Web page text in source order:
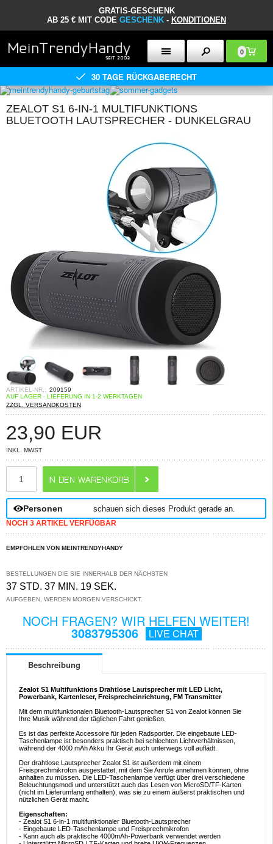
GRATIS-GESCHENK
AB 25 € MIT CODE GESCHENK - KONDITIONEN
0
30 TAGE RÜCKGABERECHT
ZEALOT S1 6-IN-1 MULTIFUNKTIONS
BLUETOOTH LAUTSPRECHER - DUNKELGRAU
ARTIKEL-NR.: 209159
AUF LAGER - LIEFERUNG IN 1-2 WERKTAGEN
ZZGL. VERSANDKOSTEN
23,90 EUR
INKL. MWST
Personen schauen sich dieses Produkt gerade an.
NOCH 3 ARTIKEL VERFÜGBAR
EMPFOHLEN VON MEINTRENDYHANDY
BESTELLUNGEN DIE SIE INNERHALB DER NÄCHSTEN
37 STD. 37 MIN. 19 SEK.
AUFGEBEN, WERDEN MORGEN VERSCHICKT.
NOCH FRAGEN? WIR HELFEN WEITER!
3083795306 LIVE CHAT
Beschreibung
Zealot S1 Multifunktions Drahtlose Lautsprecher mit LED Licht,
Powerbank, Kartenleser, Freisprecheinrichtung, FM Transmitter
Mit dem multifunktionalen Bluetooth-Lautsprecher S1 von Zealot können Sie
Ihre Musik während der täglichen Fahrt genießen.
Es ist das perfekte Accessoire für jeden Radsportler. Die eingebaute LED-
Taschenlampe ist besonders praktisch bei schlechten Lichtverhältnissen,
während der 4000 mAh Akku Ihr Gerät auch unterwegs voll auflädt.
Der drahtlose Lautsprecher Zealot S1 ist außerdem mit einem
Freisprechmikrofon ausgestattet, mit dem Sie Anrufe annehmen können, ohne
anhalten zu müssen. Die LED-Taschenlampe verfügt über drei verschiedene
Beleuchtungsmodi und unterstützt auch das Lesen von MicroSD/TF-Karten
(nicht im Lieferumfang enthalten), was sie zu einem äußerst praktischen und
nützlichen Gerät macht.
Eigenschaften:
- Zealot S1 6-in-1 multifunktionaler Bluetooth-Lautsprecher
- Eingebaute LED-Taschenlampe und Freisprechmikrofon
- Kann auch als praktische 4000mAh-Powerbank verwendet werden